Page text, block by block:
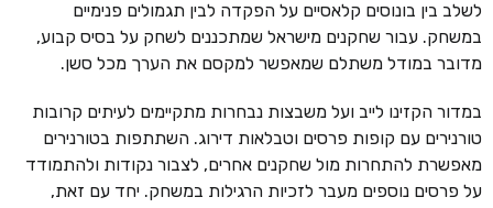
לשלב בין בונוסים קלאסיים על הפקדה לבין תגמולים פנימיים
במשחק. עבור שחקנים מישראל שמתכננים לשחק על בסיס קבוע,
מדובר במודל משתלם שמאפשר למקסם את הערך מכל סשן.
במדור הקזינו לייב ועל משבצות נבחרות מתקיימים לעיתים קרובות
טורנירים עם קופות פרסים וטבלאות דירוג. השתתפות בטורנירים
מאפשרת להתחרות מול שחקנים אחרים, לצבור נקודות ולהתמודד
על פרסים נוספים מעבר לזכיות הרגילות במשחק. יחד עם זאת,